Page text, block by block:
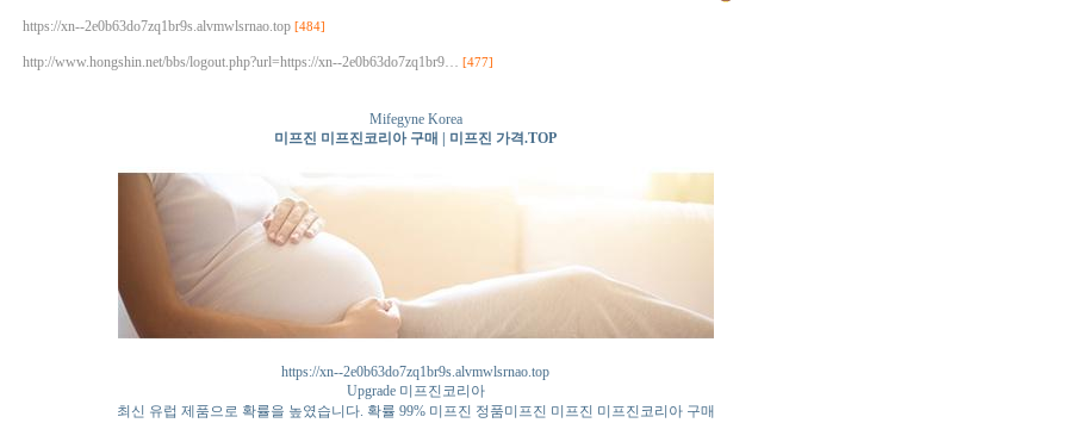
https://xn--2e0b63do7zq1br9s.alvmwlsrnao.top [484]
http://www.hongshin.net/bbs/logout.php?url=https://xn--2e0b63do7zq1br9… [477]
Mifegyne Korea
미프진 미프진코리아 구매 | 미프진 가격.TOP
https://xn--2e0b63do7zq1br9s.alvmwlsrnao.top
Upgrade 미프진코리아
최신 유럽 제품으로 확률을 높였습니다. 확률 99% 미프진 정품미프진 미프진 미프진코리아 구매